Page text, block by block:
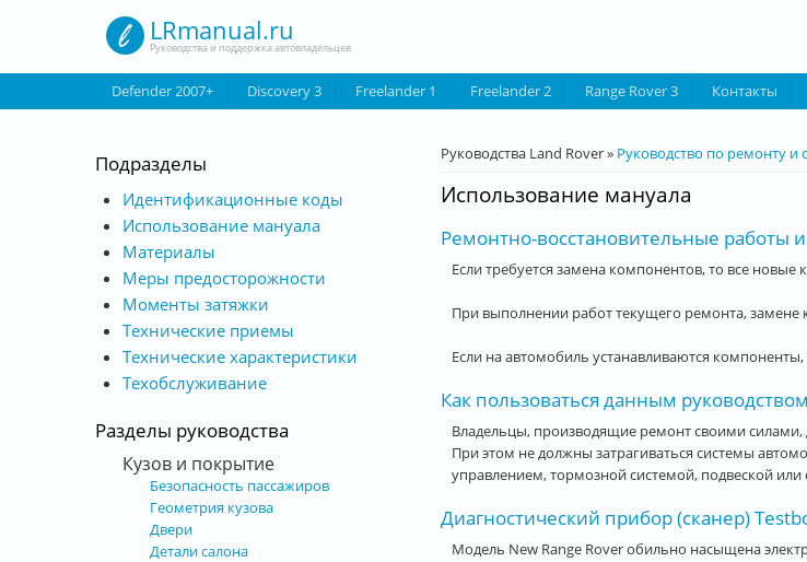
LRmanual.ru
Руководства и поддержка автовладельцев
Defender 2007+ Discovery 3 Freelander 1 Freelander 2 Range Rover 3 Контакты
Вы здесь
Руководства Land Rover» Руководство по ремонту и
Использование мануала
Ремонтно-восстановительные работы
Если требуется замена компонентов, то все
При выполнении работ текущего ремонта, замене
Если на автомобиль устанавливаются компоненты,
Как пользоваться данным
Владельцы, производящие ремонт своими
При этом не должны затрагиваться системы
управлением, тормозной системой, подвеской или
Диагностический прибор (сканер)
Модель New Range Rover обильно насыщена
Подразделы
Идентификационные коды
Использование мануала
Материалы
Меры предосторожности
Моменты затяжки
Технические приемы
Технические характеристики
Техобслуживание
Разделы руководства
Кузов и покрытие
Безопасность пассажиров
Геометрия кузова
Двери
Детали салона